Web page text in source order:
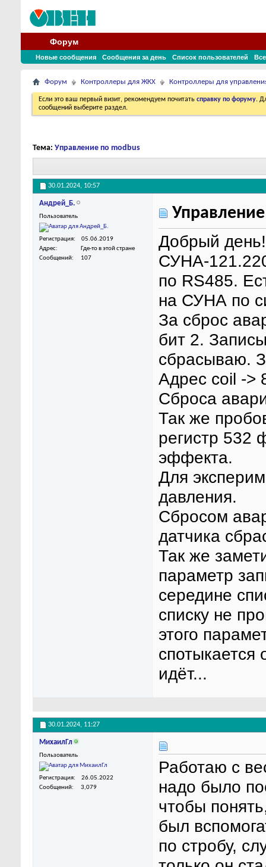
Форум
Новые сообщения Сообщения за день Список пользователей
Форум Контроллеры для ЖКХ Контроллеры для
Если это ваш первый визит, рекомендуем почитать справку по форуму.
сообщений выберите раздел.
Тема: Управление по modbus
30.01.2024, 10:57
Андрей_Б.
Пользователь
Регистрация
05.06.2019
Адрес
Где-то в этой стране
Сообщений
107
Добрый день!
СУНА-
по RS485.
на СУНА по
За сброс
бит 2.
сбрасываю.
Адрес coil ->
Сброса
Так же
регистр 532
эффекта.
Для
давления.
Сбросом
датчика
Так же
параметр
середине
списку не
этого
спотыкается
идёт...
30.01.2024, 11:27
МихаилГл
Пользователь
Регистрация
26.05.2022
Сообщений
3,079
Работаю с
надо было
чтобы
был
по стробу,